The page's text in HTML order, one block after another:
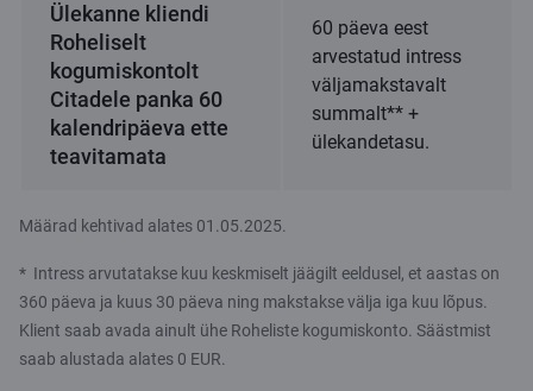
Ülekanne kliendi
Roheliselt
kogumiskontolt
Citadele panka 60
kalendripäeva ette
teavitamata
60 päeva eest
arvestatud intress
väljamakstavalt
summalt** +
ülekandetasu.
Määrad kehtivad alates 01.05.2025.
* Intress arvutatakse kuu keskmiselt jäägilt eeldusel, et aastas on
360 päeva ja kuus 30 päeva ning makstakse välja iga kuu lõpus.
Klient saab avada ainult ühe Roheliste kogumiskonto. Säästmist
saab alustada alates 0 EUR.